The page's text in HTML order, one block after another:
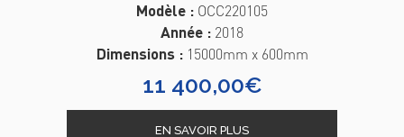
Modèle : OCC220105
Année : 2018
Dimensions :15000mm x 600mm
11 400,00€
EN SAVOIR PLUS